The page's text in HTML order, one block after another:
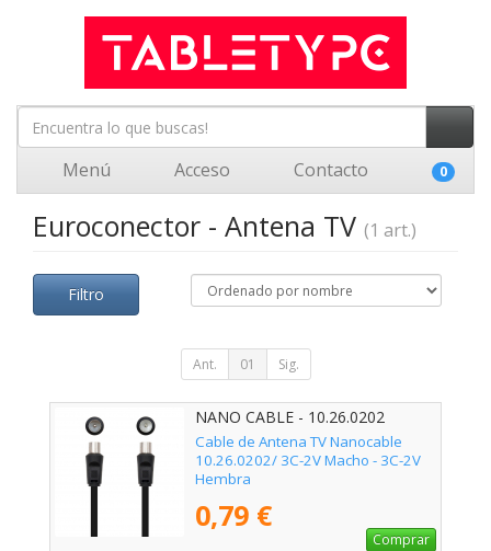
Menú Acceso Contacto 0
Euroconector - Antena TV (1 art.)
Filtro
Ant. 01 Sig.
NANO CABLE - 10.26.0202
Cable de Antena TV Nanocable
10.26.0202/ 3C-2V Macho - 3C-2V
Hembra
0,79 €
Comprar